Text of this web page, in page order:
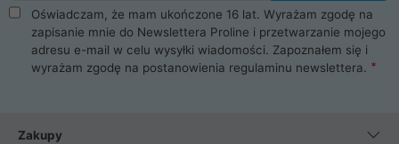
takie jak procesory, karty graficzne, płyty główne, pamięci,
dyski SSD, M.2 oraz HDD. Nasi pracownicy pomogą Ci wybrać
najlepszy zasilacz komputerowy oraz obudowę do komputera.
Poza komputerami mamy również najlepsze na rynku
Smartfony takich producentów jak Xiaomi, Apple, Samsung i
wentylatory. Na koniec mając już to wszystko, możesz
Oświadczam, że mam ukończone 16 lat. Wyrażam zgodę na
zapisanie mnie do Newslettera Proline i przetwarzanie mojego
adresu e-mail w celu wysyłki wiadomości. Zapoznałem się i
wyrażam zgodę na postanowienia regulaminu newslettera.
Zakupy